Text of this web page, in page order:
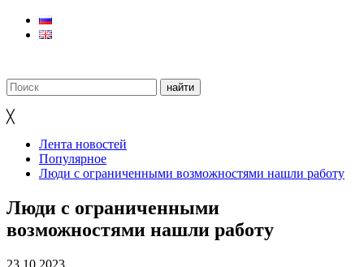
╳
Лента новостей
Популярное
Люди с ограниченными возможностями нашли работу
Люди с ограниченными
возможностями нашли работу
23.10.2023